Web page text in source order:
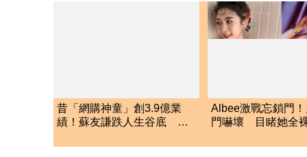
昔「網購神童」創3.9億業
績！蘇友謙跌人生谷底 日
Albee激戰忘鎖門
門嚇壞 目睹她全